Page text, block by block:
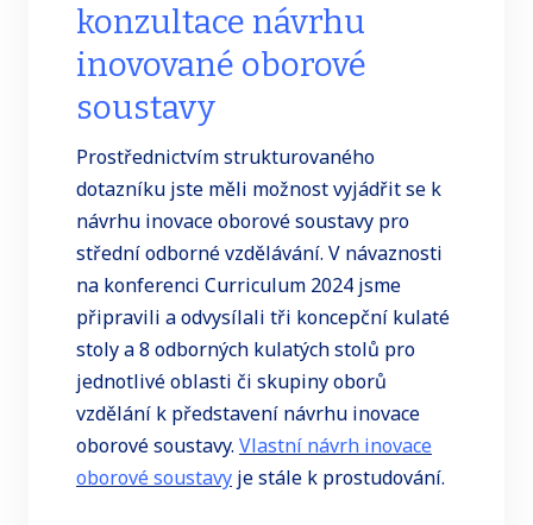
konzultace návrhu
inovované oborové
soustavy
Prostřednictvím strukturovaného
dotazníku jste měli možnost vyjádřit se k
návrhu inovace oborové soustavy pro
střední odborné vzdělávání. V návaznosti
na konferenci Curriculum 2024 jsme
připravili a odvysílali tři koncepční kulaté
stoly a 8 odborných kulatých stolů pro
jednotlivé oblasti či skupiny oborů
vzdělání k představení návrhu inovace
oborové soustavy. Vlastní návrh inovace
oborové soustavy je stále k prostudování.